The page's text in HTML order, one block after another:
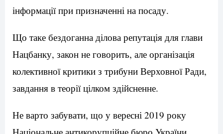
інформації при призначенні на посаду.
Що таке бездоганна ділова репутація для глави
Нацбанку, закон не говорить, але організація
колективної критики з трибуни Верховної Ради,
завдання в теорії цілком здійсненне.
Не варто забувати, що у вересні 2019 року